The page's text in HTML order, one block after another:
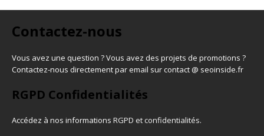
Contactez-nous
Vous avez une question ? Vous avez des projets de promotions ?
Contactez-nous directement par email sur contact @ seoinside.fr
RGPD Confidentialités
Accédez à nos informations RGPD et confidentialités.